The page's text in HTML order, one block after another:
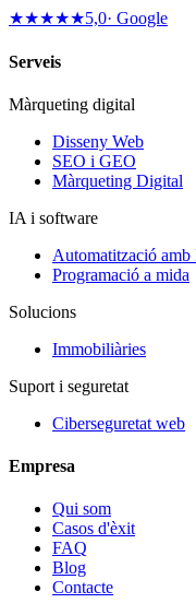
★★★★★5,0· Google
Serveis
Màrqueting digital
Disseny Web
SEO i GEO
Màrqueting Digital
IA i software
Automatització amb
Programació a mida
Solucions
Immobiliàries
Suport i seguretat
Ciberseguretat web
Empresa
Qui som
Casos d'èxit
FAQ
Blog
Contacte